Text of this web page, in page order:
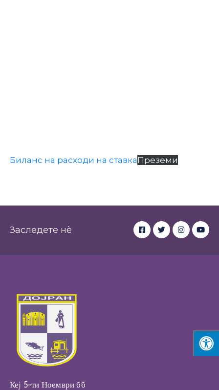
Биланс на расходи на ставкаПреземи
Заследете нè
Кеј 5-ти Ноември бб